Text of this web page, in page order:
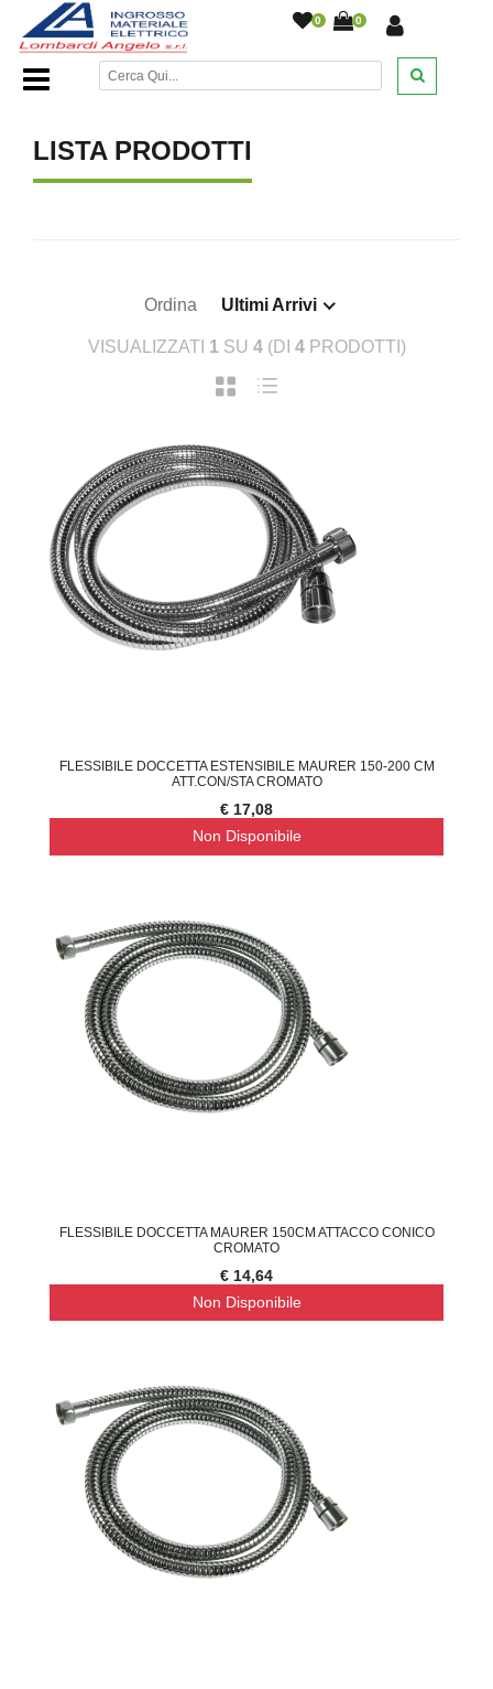
0 0
Home Page//
LISTA PRODOTTI
Ordina Ultimi Arrivi
VISUALIZZATI 1 SU 4(DI 4PRODOTTI)
FLESSIBILE DOCCETTA ESTENSIBILE MAURER 150-200 CM
ATT.CON/STA CROMATO
€ 17,08
Non Disponibile
FLESSIBILE DOCCETTA MAURER 150CM ATTACCO CONICO
CROMATO
€ 14,64
Non Disponibile